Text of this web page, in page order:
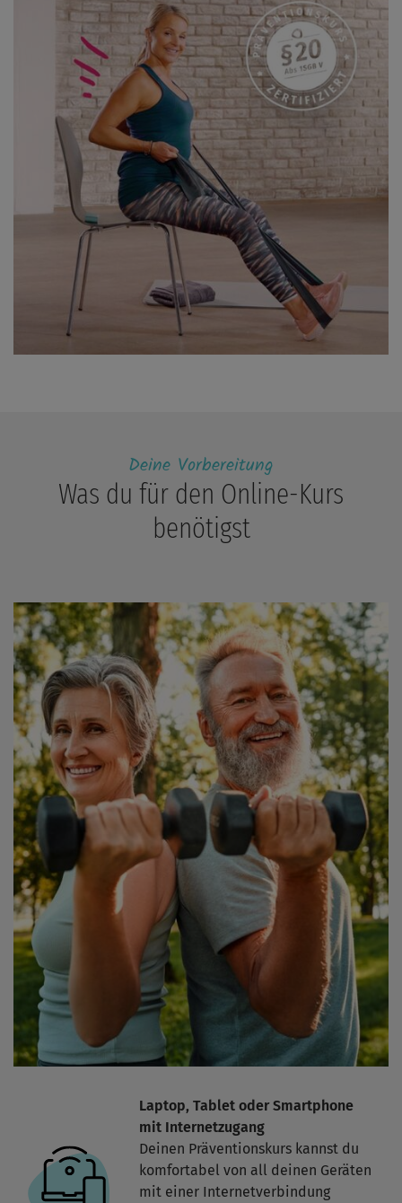
Deine Vorbereitung
Was du für den Online-Kurs
benötigst
Laptop, Tablet oder Smartphone
mit Internetzugang
Deinen Präventionskurs kannst du
komfortabel von all deinen Geräten
mit einer Internetverbindung